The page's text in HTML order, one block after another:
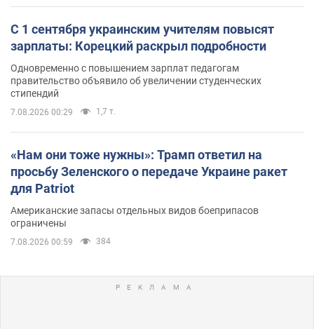
С 1 сентября украинским учителям повысят
зарплаты: Корецкий раскрыл подробности
Одновременно с повышением зарплат педагогам
правительство объявило об увеличении студенческих
стипендий
7.08.2026 00:29 1,7 т.
«Нам они тоже нужны»: Трамп ответил на
просьбу Зеленского о передаче Украине ракет
для Patriot
Американские запасы отдельных видов боеприпасов
ограничены
7.08.2026 00:59 384